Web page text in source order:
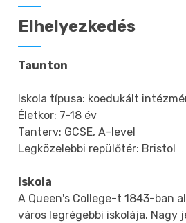
Elhelyezkedés
Taunton
Iskola típusa: koedukált
Életkor: 7-18 év
Tanterv: GCSE, A-level
Legközelebbi repülőtér: Bristol
Iskola
A Queen's College-t 1843-ban
város legrégebbi iskolája. Nagy